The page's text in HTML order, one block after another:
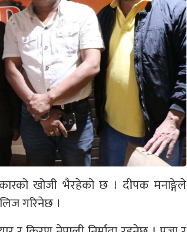
खोजी भैरहेको छ । दीपक मनाङ्गेले
गरिनेछ ।